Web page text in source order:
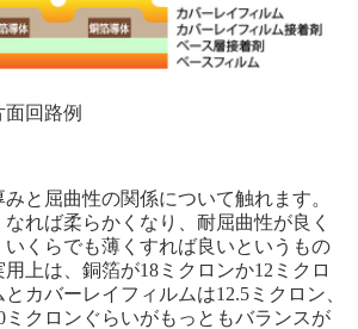
面回路例
と屈曲性の関係について触れます。
れば柔らかくなり、耐屈曲性が良く
くらでも薄くすれば良いというもの
上は、銅箔が18ミクロンか12ミクロ
カバーレイフィルムは12.5ミクロン、
ミクロンぐらいがもっともバランスが